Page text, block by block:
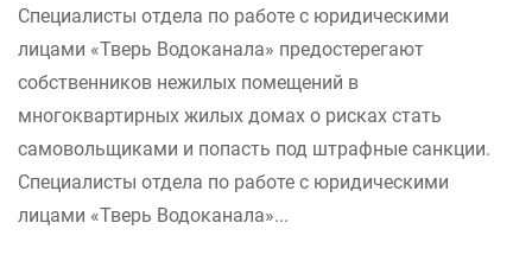
Специалисты отдела по работе с юридическими
лицами «Тверь Водоканала» предостерегают
собственников нежилых помещений в
многоквартирных жилых домах о рисках стать
самовольщиками и попасть под штрафные санкции.
Специалисты отдела по работе с юридическими
лицами «Тверь Водоканала»...